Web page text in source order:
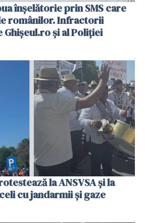
înșelătorie prin SMS care
românilor. Infractorii
Ghișeul.ro și al Poliției
la ANSVSA și la
cu jandarmii și gaze